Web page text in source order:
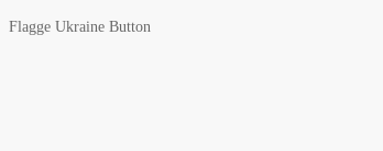
Flagge Ukraine Button